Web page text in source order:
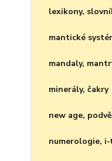
lexikony,
mantické
mandaly,
minerály, čakry
new age,
numerologie,